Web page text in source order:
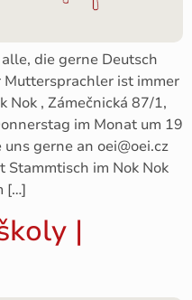
die gerne Deutsch
Muttersprachler ist immer
Nok , Zámečnická 87/1,
im Monat um 19
gerne an oei@oei.cz
im Nok Nok
[…]
|